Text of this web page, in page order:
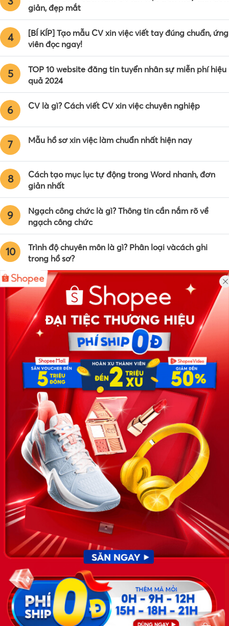
giản, đẹp mắt
4
[BÍ KÍP] Tạo mẫu CV xin việc viết tay đúng chuẩn, ứng
viên đọc ngay!
5
TOP 10 website đăng tin tuyển nhân sự miễn phí hiệu
quả 2024
6 CV là gì? Cách viết CV xin việc chuyên nghiệp
7 Mẫu hồ sơ xin việc làm chuẩn nhất hiện nay
8
Cách tạo mục lục tự động trong Word nhanh, đơn
giản nhất
9
Ngạch công chức là gì? Thông tin cần nắm rõ về
ngạch công chức
10
Trình độ chuyên môn là gì? Phân loại vàcách ghi
trong hồ sơ?
Công ty TNHH Eyeplus Online
Địa chỉ: Số 81, ngõ 68, đường Cầu Giấy, Tổ 05, Phường Quan
Hoa, Quận Cầu Giấy, TP Hà Nội, Việt Nam
SĐT: 0981 448 766
Email:
hotro@timviec.com.vn
VỀ CHÚNG TÔI
News.timviec.com.vn là website cung cấp thông tin liên quan đến
nhân sự, nghề nghiệp do Timviec.com.vn vận hành nhằm giúp
doanh nghiệp, nhân sự tuyển dụng, người đi làm, người tìm việc
cập nhật thông tin và đáp ứng được mong muốn của mình.
KẾT NỐI
Giấy phép hoạt động dịch vụ
việc làm số 54/2019/SLĐTBXH-
GP do Sở lao động thương
binh và xã hội cấp ngày 30
tháng 12 năm 2019.